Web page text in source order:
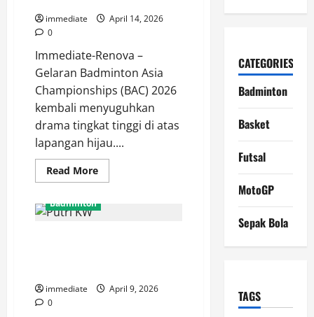
A
Jatim
Erghya
Aulia
immediate
April 14, 2026
0
Immediate-Renova –
Gelaran Badminton Asia
Championships (BAC) 2026
kembali menyuguhkan
drama tingkat tinggi di atas
lapangan hijau....
Read MoreRead
more
BAC
Unggulan
Pertama
Badminton
immediate
April 9, 2026
0
CATEGORIES
Badminton
Basket
Futsal
MotoGP
Sepak Bola
TAGS